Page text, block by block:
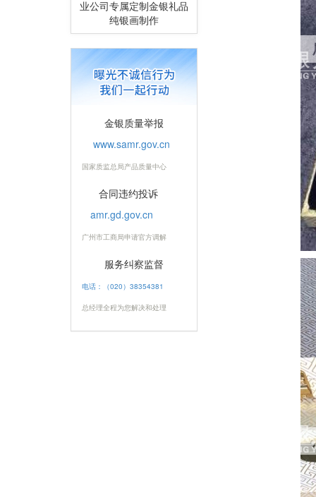
业公司专属定制金银礼品
纯银画制作
金银质量举报
www.samr.gov.cn
国家质监总局产品质量中心
合同违约投诉
amr.gd.gov.cn
广州市工商局申请官方调解
服务纠察监督
电话：（020）38354381
总经理全程为您解决和处理